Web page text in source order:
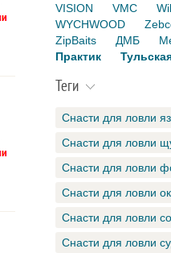
VISION
VMC
WYCHWOOD
ZipBaits
ДМБ
Практик
Теги
Снасти для ловли
Снасти для ловли
Снасти для ловли
Снасти для ловли
Снасти для ловли
Снасти для ловли